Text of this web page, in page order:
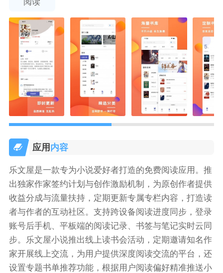
应用 内容
乐文屋是一款专为小说爱好者打造的免费阅读应用。推
出独家作家签约计划与创作激励机制，为原创作者提供
收益分成与流量扶持，定期更新专属专栏内容，打造读
者与作者的互动社区。支持跨设备阅读进度同步，登录
账号后手机、平板端的阅读记录、书签与笔记实时云同
步。乐文屋小说推出线上读书会活动，定期邀请知名作
家开展线上交流，为用户提供深度阅读交流的平台，还
设置专题书单推荐功能，根据用户阅读偏好精准推送小